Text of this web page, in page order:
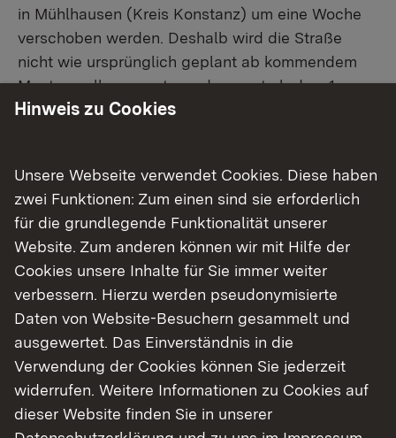
in Mühlhausen (Kreis Konstanz) um eine Woche
verschoben werden. Deshalb wird die Straße
nicht wie ursprünglich geplant ab kommendem
Montag voll gesperrt, sondern erst ab dem 1.
Dezember. Die Sperrung wird dann
Ortsdurchfahrt (Schlossstraße) umgeleitet. In der
Schlossstraße gilt während der Sperrung
Parkverbot. Der Schwerlastverkehr wird
weiträumig über die Autobahn umgeleitet.
Grund für die Verzögerung ist, dass bei der
Probenentnahme an der vorhandenen
Bausubstanz Asbest festgestellt wurde. Die
entsprechenden Ergebnisse liegen seit
Donnerstag vor. Für den Rückbau der
asbesthaltigen Schichten muss nun bei der
Hinweis zu Cookies
Unsere Webseite verwendet Cookies. Diese haben
zwei Funktionen: Zum einen sind sie erforderlich
für die grundlegende Funktionalität unserer
Website. Zum anderen können wir mit Hilfe der
Cookies unsere Inhalte für Sie immer weiter
verbessern. Hierzu werden pseudonymisierte
Daten von Website-Besuchern gesammelt und
ausgewertet. Das Einverständnis in die
Verwendung der Cookies können Sie jederzeit
widerrufen. Weitere Informationen zu Cookies auf
dieser Website finden Sie in unserer